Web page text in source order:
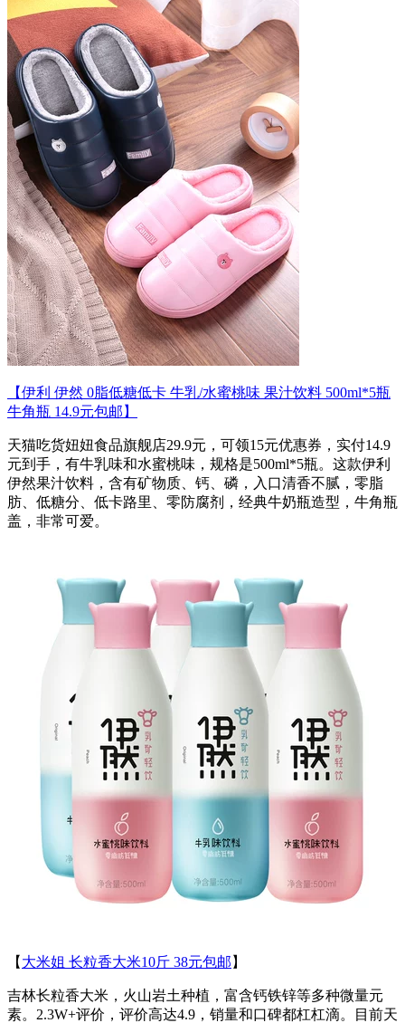
【伊利 伊然 0脂低糖低卡 牛乳/水蜜桃味 果汁饮料 500ml*5瓶
牛角瓶 14.9元包邮】
天猫吃货妞妞食品旗舰店29.9元，可领15元优惠券，实付14.9
元到手，有牛乳味和水蜜桃味，规格是500ml*5瓶。这款伊利
伊然果汁饮料，含有矿物质、钙、磷，入口清香不腻，零脂
肪、低糖分、低卡路里、零防腐剂，经典牛奶瓶造型，牛角瓶
盖，非常可爱。
【 大米姐 长粒香大米10斤 38元包邮 】
吉林长粒香大米，火山岩土种植，富含钙铁锌等多种微量元
素。2.3W+评价，评价高达4.9，销量和口碑都杠杠滴。目前天